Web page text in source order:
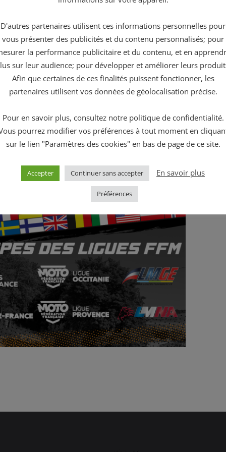
D'autres partenaires utilisent ces informations personnelles pour
vous présenter des publicités et du contenu personnalisés; pour
la performance publicitaire et du contenu, et en
sur leur audience; pour développer et améliorer leurs
Afin que certaines de ces finalités puissent fonctionner, les
partenaires utilisent vos données de géolocalisation précise.
Pour en savoir plus, consultez notre politique de confidentialité.
pourrez modifier vos préférences à tout moment en
sur le lien "Paramètres des cookies" en bas de page de ce site.
Accepter Continuer sans accepter En savoir plus
Préférences